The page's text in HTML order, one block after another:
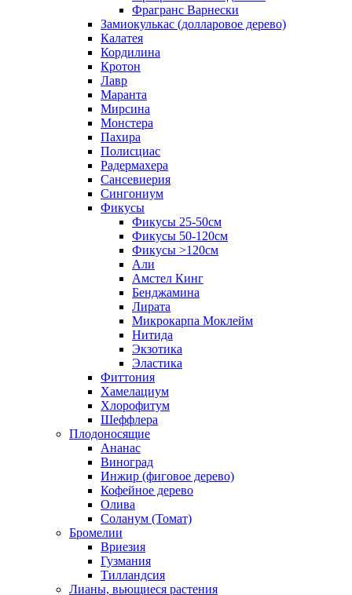
Фрагранс Варнески
Замиокулькас (долларовое дерево)
Калатея
Кордилина
Кротон
Лавр
Маранта
Мирсина
Монстера
Пахира
Полисциас
Радермахера
Сансевиерия
Сингониум
Фикусы
Фикусы 25-50см
Фикусы 50-120см
Фикусы >120см
Али
Амстел Кинг
Бенджамина
Лирата
Микрокарпа Моклейм
Нитида
Экзотика
Эластика
Фиттония
Хамелациум
Хлорофитум
Шеффлера
Плодоносящие
Ананас
Виноград
Инжир (фиговое дерево)
Кофейное дерево
Олива
Соланум (Томат)
Бромелии
Вриезия
Гузмания
Тилландсия
Лианы, вьющиеся растения